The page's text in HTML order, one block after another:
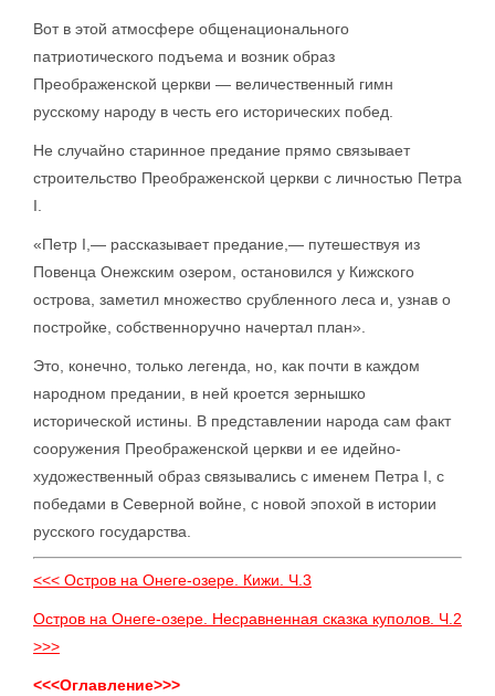
Вот в этой атмосфере общенационального
патриотического подъема и возник образ
Преображенской церкви — величественный гимн
русскому народу в честь его исторических побед.
Не случайно старинное предание прямо связывает
строительство Преображенской церкви с личностью Петра
I.
«Петр I,— рассказывает предание,— путешествуя из
Повенца Онежским озером, остановился у Кижского
острова, заметил множество срубленного леса и, узнав о
постройке, собственноручно начертал план».
Это, конечно, только легенда, но, как почти в каждом
народном предании, в ней кроется зернышко
исторической истины. В представлении народа сам факт
сооружения Преображенской церкви и ее идейно-
художественный образ связывались с именем Петра I, с
победами в Северной войне, с новой эпохой в истории
русского государства.
<<< Остров на Онеге-озере. Кижи. Ч.3
Остров на Онеге-озере. Несравненная сказка куполов. Ч.2
>>>
<<<Оглавление>>>